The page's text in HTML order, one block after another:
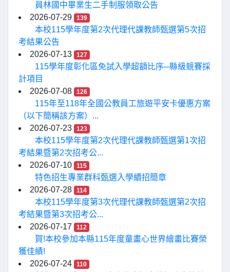
員林國中畢業生二手制服領取公告
2026-07-29
139
本校115學年度第2次代理代課教師甄選第5次招
考結果公告
2026-07-13
127
115學年度彰化區免試入學超額比序─縣級競賽採
計項目
2026-07-08
126
115年至118年全國公教員工旅遊平安卡優惠方案
（以下簡稱該方案）...
2026-07-23
123
本校115學年度第2次代理代課教師甄選第1次招
考結果暨第2次招考公...
2026-07-10
115
特色招生專業群科甄選入學續招簡章
2026-07-28
114
本校115學年度第3次代理代課教師甄選第2次招
考結果暨第3次招考公...
2026-07-17
112
賀!本校參加本縣115年度童畫心世界繪畫比賽榮
獲佳績!
2026-07-24
110